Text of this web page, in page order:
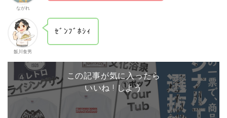
ながれ
飯川食男
ｾﾞﾝﾌﾞﾎｼｨ
この記事が気に入ったら
いいね ! しよう